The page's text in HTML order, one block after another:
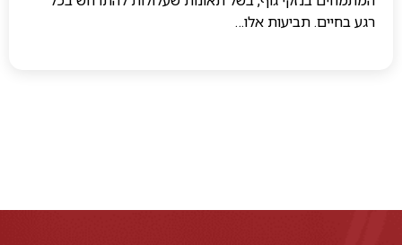
רגע בחיים. תביעות אלו…